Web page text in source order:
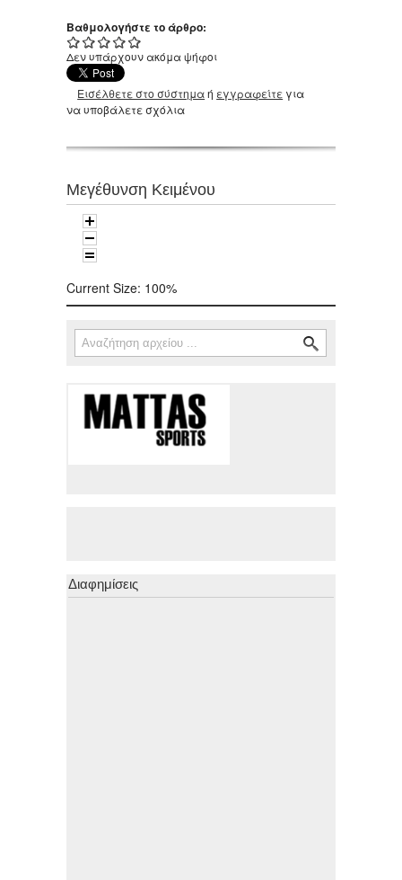
Βαθμολογήστε το άρθρο:
Δεν υπάρχουν ακόμα ψήφοι
Εισέλθετε στο σύστημαή εγγραφείτε για
να υποβάλετε σχόλια
Μεγέθυνση Κειμένου
Current Size: 100%
Φόρμα αναζήτησης
Αναζήτηση
Διαφημίσεις